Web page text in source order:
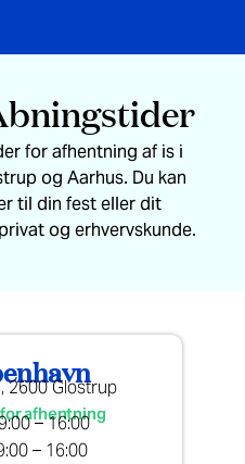
for afhentning af is i
og Aarhus. Du kan
til din fest eller dit
og erhvervskunde.
2600 Glostrup
afhentning
– 16:00
– 16:00